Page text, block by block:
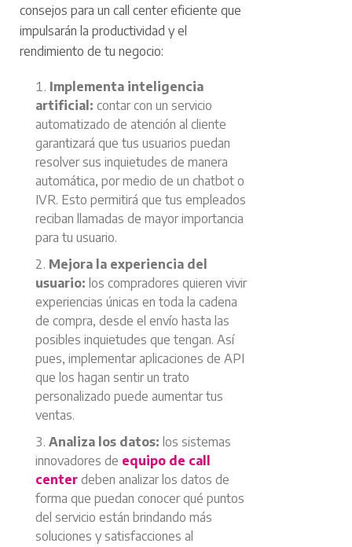
consejos para un call center eficiente que
impulsarán la productividad y el
rendimiento de tu negocio:
Implementa inteligencia
artificial: contar con un servicio
automatizado de atención al cliente
garantizará que tus usuarios puedan
resolver sus inquietudes de manera
automática, por medio de un chatbot o
IVR. Esto permitirá que tus empleados
reciban llamadas de mayor importancia
para tu usuario.
Mejora la experiencia del
usuario: los compradores quieren vivir
experiencias únicas en toda la cadena
de compra, desde el envío hasta las
posibles inquietudes que tengan. Así
pues, implementar aplicaciones de API
que los hagan sentir un trato
personalizado puede aumentar tus
ventas.
Analiza los datos: los sistemas
innovadores de equipo de call
center deben analizar los datos de
forma que puedan conocer qué puntos
del servicio están brindando más
soluciones y satisfacciones al